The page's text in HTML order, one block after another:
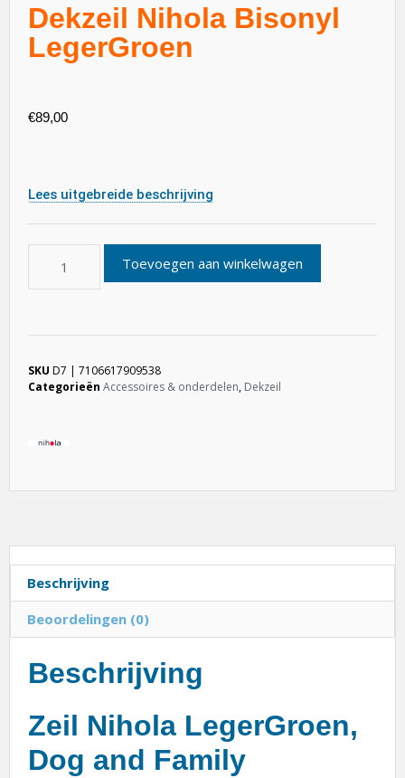
Dekzeil Nihola Bisonyl
LegerGroen
€89,00
Lees uitgebreide beschrijving
Toevoegen aan winkelwagen
SKU D7 | 7106617909538
Categorieën Accessoires & onderdelen, Dekzeil
Beschrijving
Beoordelingen (0)
Beschrijving
Zeil Nihola LegerGroen,
Dog and Family